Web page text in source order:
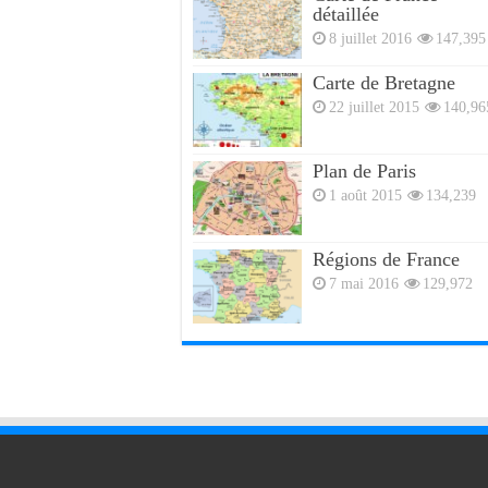
détaillée
8 juillet 2016 147,395
Carte de Bretagne
22 juillet 2015
Plan de Paris
1 août 2015 134,239
Régions de France
7 mai 2016 129,972